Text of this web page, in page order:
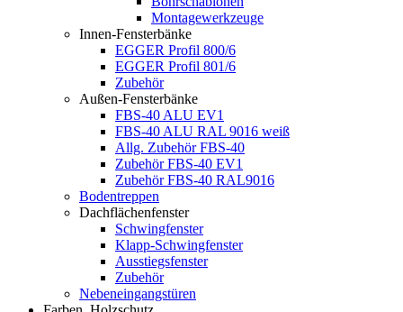
Montagewerkzeuge
Innen-Fensterbänke
EGGER Profil 800/6
EGGER Profil 801/6
Zubehör
Außen-Fensterbänke
FBS-40 ALU EV1
FBS-40 ALU RAL 9016 weiß
Allg. Zubehör FBS-40
Zubehör FBS-40 EV1
Zubehör FBS-40 RAL9016
Bodentreppen
Dachflächenfenster
Schwingfenster
Klapp-Schwingfenster
Ausstiegsfenster
Zubehör
Nebeneingangstüren